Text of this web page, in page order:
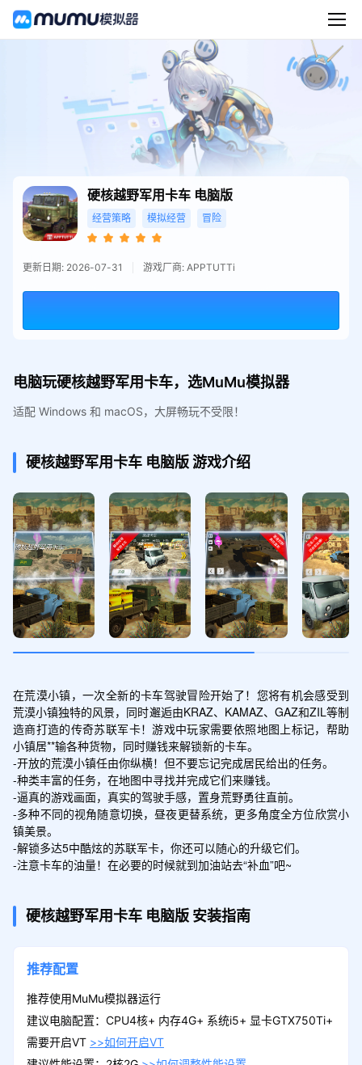
硬核越野军用卡车 电脑版
经营策略 模拟经营 冒险
更新日期: 2026-07-31 游戏厂商: APPTUTTi
电脑玩硬核越野军用卡车，选MuMu模拟器
适配 Windows 和 macOS，大屏畅玩不受限！
硬核越野军用卡车 电脑版游戏介绍
在荒漠小镇，一次全新的卡车驾驶冒险开始了！您将有机会感受到
荒漠小镇独特的风景，同时邂逅由KRAZ、KAMAZ、GAZ和ZIL等制
造商打造的传奇苏联军卡！游戏中玩家需要依照地图上标记，帮助
小镇居**输各种货物，同时赚钱来解锁新的卡车。
-开放的荒漠小镇任由你纵横！但不要忘记完成居民给出的任务。
-种类丰富的任务，在地图中寻找并完成它们来赚钱。
-逼真的游戏画面，真实的驾驶手感，置身荒野勇往直前。
-多种不同的视角随意切换，昼夜更替系统，更多角度全方位欣赏小
镇美景。
-解锁多达5中酷炫的苏联军卡，你还可以随心的升级它们。
-注意卡车的油量！在必要的时候就到加油站去“补血”吧~
硬核越野军用卡车 电脑版 安装指南
推荐配置
推荐使用MuMu模拟器运行
建议电脑配置：CPU4核+ 内存4G+ 系统i5+ 显卡GTX750Ti+
需要开启VT >>如何开启VT